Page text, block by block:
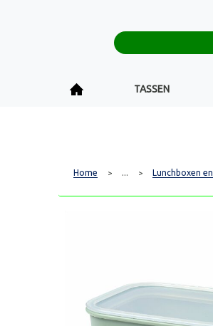
TASSEN
Home > ... > Lunchboxen